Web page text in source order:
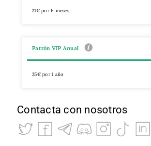
21€ por 6 meses
Patrón VIP Anual
35€ por 1 año
Contacta con nosotros